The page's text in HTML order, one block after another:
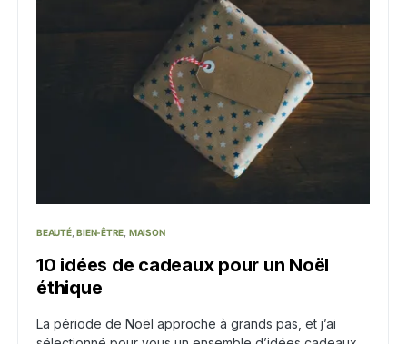
BEAUTÉ BIEN-ÊTRE MAISON
10 idées de cadeaux pour un Noël
éthique
La période de Noël approche à grands pas, et j’ai